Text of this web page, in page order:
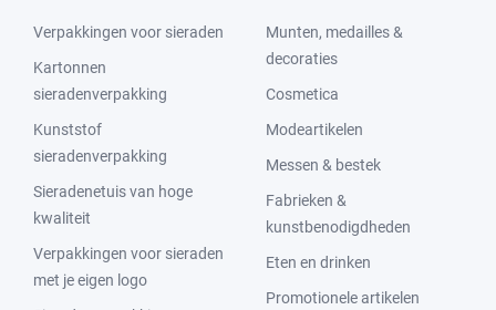
Verpakkingen voor sieraden
Kartonnen
sieradenverpakking
Kunststof
sieradenverpakking
Sieradenetuis van hoge
kwaliteit
Verpakkingen voor sieraden
met je eigen logo
Munten, medailles &
decoraties
Cosmetica
Modeartikelen
Messen & bestek
Fabrieken &
kunstbenodigdheden
Eten en drinken
Promotionele artikelen